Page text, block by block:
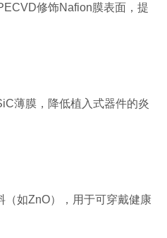
修饰Nafion膜表面，提
薄膜，降低植入式器件的炎
（如ZnO），用于可穿戴健康